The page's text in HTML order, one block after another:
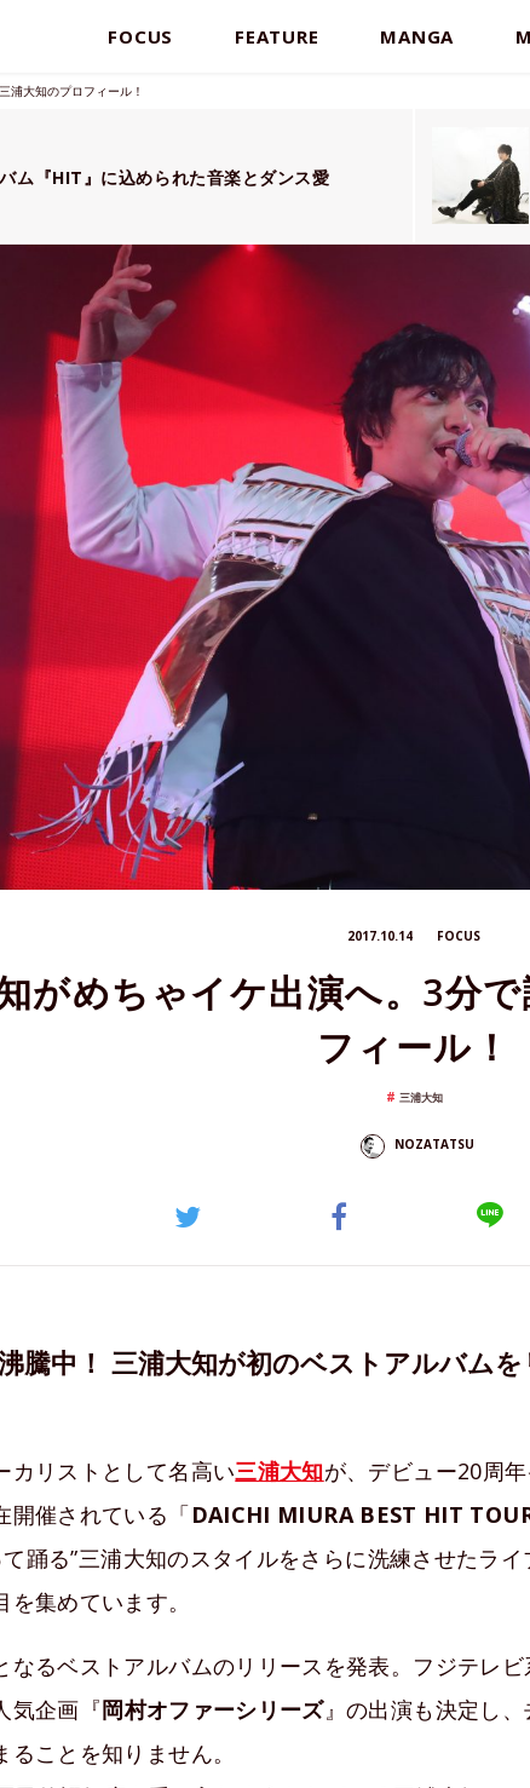
FOCUS FEATURE MANGA
浦大知のプロフィール！
ム『HIT』に込められた音楽とダンス愛
2017.10.14 FOCUS
がめちゃイケ出演へ。3分
フィール！
三浦大知
NOZATATSU
騰中！ 三浦大知が初のベストアルバム
カリストとして名高い三浦大知が、デビュー20周
開催されている「DAICHI MIURA BEST HIT
て踊る”三浦大知のスタイルをさらに洗練させたライ
集めています。
なるベストアルバムのリリースを発表。フジテレビ
気企画『岡村オファーシリーズ』の出演も決定し
ことを知りません。